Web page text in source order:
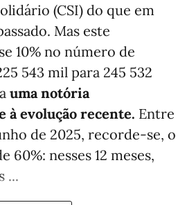
(CSI) do que em
Mas este
10% no número de
543 mil para 245 532
uma notória
à evolução recente. Entre
de 2025, recorde-se, o
nesses 12 meses,
...